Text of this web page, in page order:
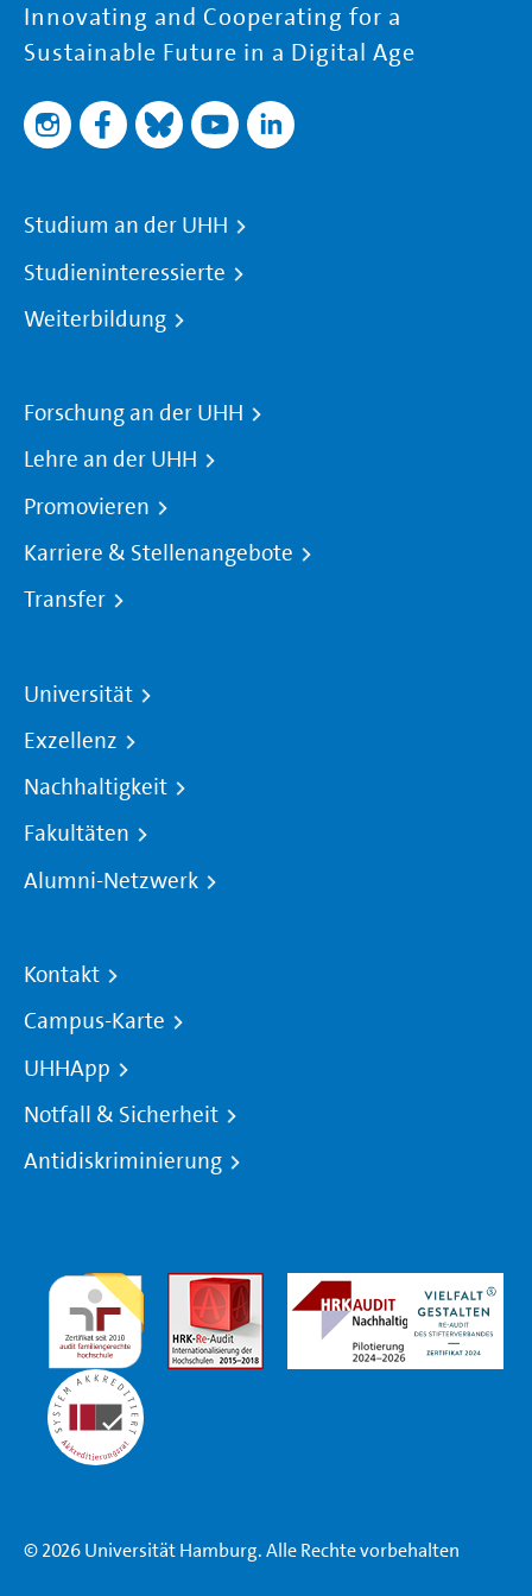
Innovating and Cooperating for a
Sustainable Future in a Digital Age
Studium an der UHH
Studieninteressierte
Weiterbildung
Forschung an der UHH
Lehre an der UHH
Promovieren
Karriere & Stellenangebote
Transfer
Universität
Exzellenz
Nachhaltigkeit
Fakultäten
Alumni-Netzwerk
Kontakt
Campus-Karte
UHHApp
Notfall & Sicherheit
Antidiskriminierung
© 2026 Universität Hamburg. Alle Rechte vorbehalten